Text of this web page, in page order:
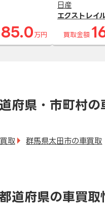
万円
日産
エクストレイ
買取金額
府県・市町村
取 群馬県太田市の車買取
道府県の車買取